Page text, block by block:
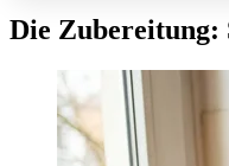
Die Zubereitung: